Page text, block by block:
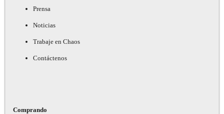
Prensa
Noticias
Trabaje en Chaos
Contáctenos
Comprando